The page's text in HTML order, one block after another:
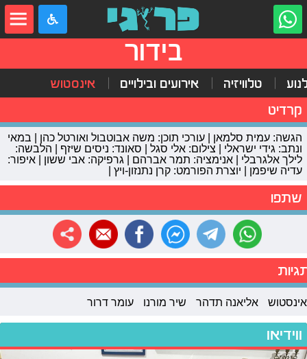
בידור
טלוויזיה אירועים ובילויים אינסטוש
קרדיט
הגשה: עמית סלמאן | עורכי תוכן: משה אבוטבול ואורטל כהן | במאי
ונתב: גידי ישראלי | צילום: אלי סגל | סאונד: ניסים שיזף | הלבשה:
לילך אלגרבלי | אנימציה: תמר אברהם | גרפיקה: אבי ששון | איפור:
עדיה שיפמן | יוצרת הפורמט: קרן נתנזון-ויץ |
שתפו
אינסטוש אליאנה תדהר שיר מורנו עומר דרור
ווידיאו